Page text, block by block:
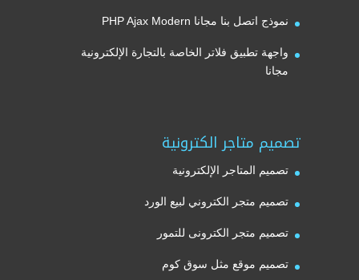
نموذج اتصل بنا مجانا PHP Ajax Modern
واجهة تطبيق فلاتر الخاصة بالتجارة الإلكترونية
مجانا
تصميم متاجر الكترونية
تصميم المتاجر الإلكترونية
تصميم متجر الكتروني لبيع الورد
تصميم متجر الكترونى للتمور
تصميم موقع مثل سوق كوم